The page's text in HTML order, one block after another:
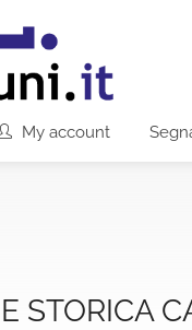
My account
STORICA